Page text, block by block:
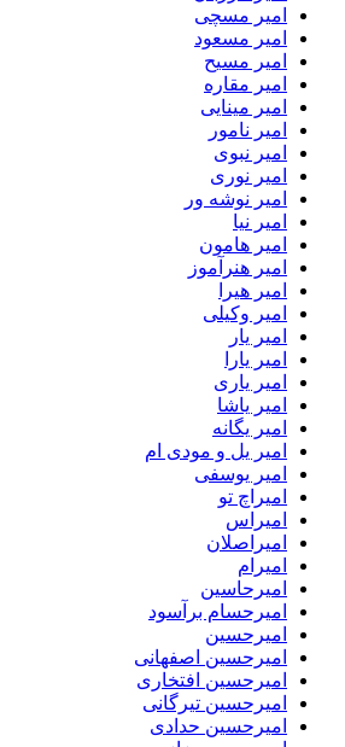
امیر مسچی
امیر مسعود
امیر مسیح
امیر مقاره
امیر مینایی
امیر نامور
امیر نبوی
امیر نوری
امیر نوشه ور
امیر نیا
امیر هامون
امیر هنرآموز
امیر هیرا
امیر وکیلی
امیر یار
امیر یارا
امیر یاری
امیر یاشا
امیر یگانه
امیر یل و مودی ام
امیر یوسفی
امیراچ تو
امیراس
امیراصلان
امیرام
امیرحاسین
امیرحسام برآسود
امیرحسین
امیرحسین اصفهانی
امیرحسین افتخاری
امیرحسین تیرگانی
امیرحسین حدادی